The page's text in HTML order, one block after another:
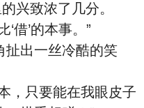
兴致浓了几分。
借’的本事。”
扯出一丝冷酷的笑
，只要能在我眼皮子